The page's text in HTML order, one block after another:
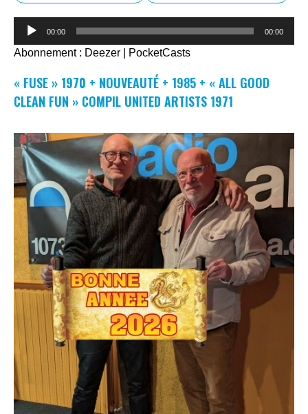
Lecteur
00:00 00:00
Abonnement : Deezer PocketCasts
« FUSE » 1970 + NOUVEAUTÉ + 1985 + « ALL GOOD
CLEAN FUN » COMPIL UNITED ARTISTS 1971